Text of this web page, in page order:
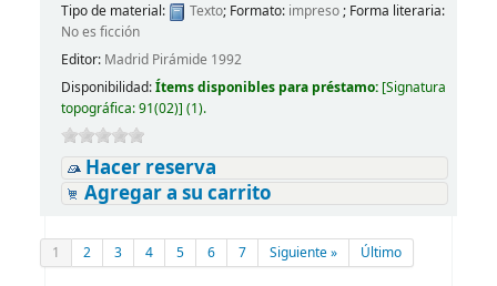
Tipo de material:
Texto; Formato: impreso; Forma literaria:
No es ficción
Editor: Madrid Pirámide 1992
Disponibilidad:Ítems disponibles para préstamo: [Signatura
topográfica:91(02)] (1).
Hacer reserva
Agregar a su carrito
1 2 3 4 5 6 7 Siguiente » Último